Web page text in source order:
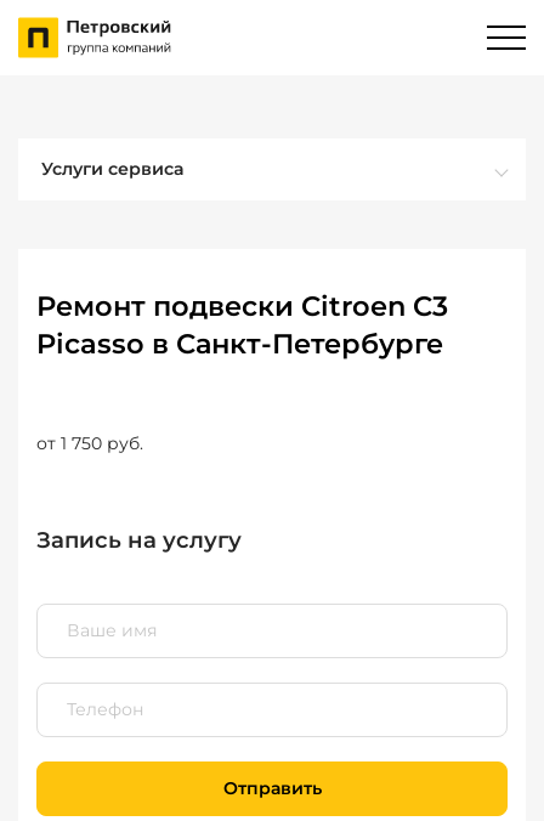
Услуги сервиса
Ремонт подвески Citroen C3
Picasso в Санкт-Петербурге
от 1 750 руб.
Запись на услугу
Отправить